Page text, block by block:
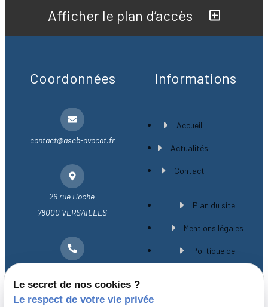
Afficher le plan d’accès
Coordonnées
contact@ascb-avocat.fr
26 rue Hoche
78000 VERSAILLES
Informations
Accueil
Actualités
Contact
Plan du site
Mentions légales
Politique de
Le secret de nos cookies ?
Le respect de votre vie privée